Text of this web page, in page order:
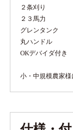
２条刈り
２３馬力
グレンタンク
丸ハンドル
OKデバイダ付き
小・中規模農家様